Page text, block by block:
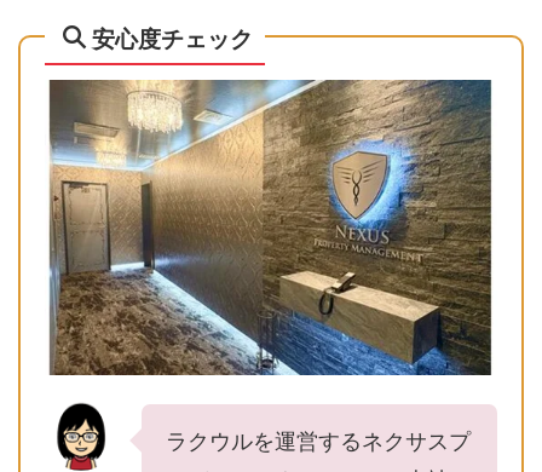
安心度チェック
ラクウルを運営するネクサスプ